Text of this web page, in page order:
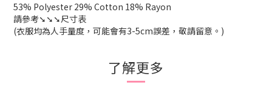
53% Polyester 29% Cotton 18% Rayon
請參考➘➘➘尺寸表
(衣服均為人手量度，可能會有3-5cm誤差，敬請留意。)
了解更多